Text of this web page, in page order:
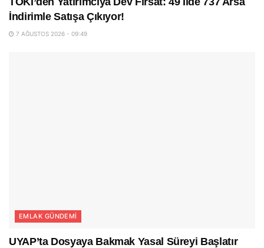
İndirimle Satışa Çıkıyor!
7 AĞUSTOS 2026 - 09:49
EMLAK GÜNDEMI
UYAP’ta Dosyaya Bakmak Yasal Süreyi Başlatır